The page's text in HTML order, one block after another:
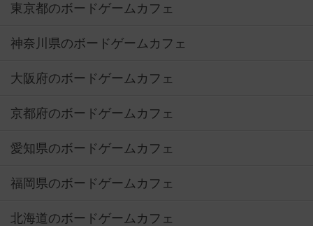
東京都のボードゲームカフェ
神奈川県のボードゲームカフェ
大阪府のボードゲームカフェ
京都府のボードゲームカフェ
愛知県のボードゲームカフェ
福岡県のボードゲームカフェ
北海道のボードゲームカフェ